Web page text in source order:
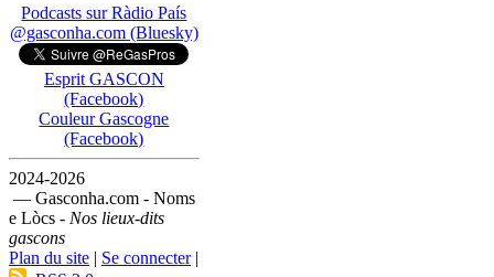
Podcasts sur Ràdio País
@gasconha.com (Bluesky)
Esprit GASCON
(Facebook)
Couleur Gascogne
(Facebook)
2024-2026
— Gasconha.com - Noms
e Lòcs - Nos lieux-dits
gascons
Plan du site | Se connecter|